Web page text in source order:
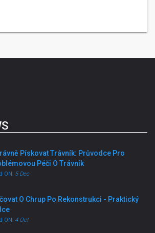
Pískovat Trávník: Průvodce Pro
Péči O Trávník
ON: 5 Dec
O Chrup Po Rekonstrukci - Praktický
ON: 4 Oct